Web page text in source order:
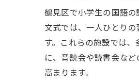
鶴見区で小学生の国語
文式では、一人ひとり
す。これらの施設では
に、音読会や読書会な
高まります。